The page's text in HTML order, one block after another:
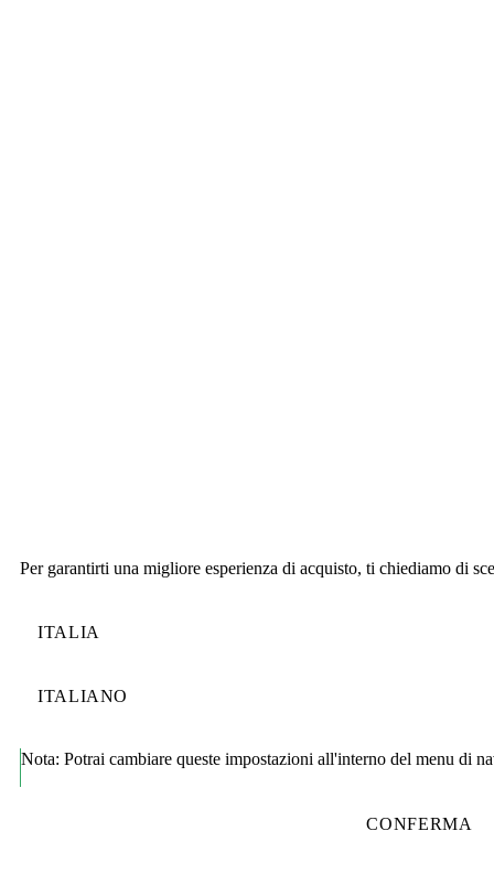
Per garantirti una migliore esperienza di acquisto, ti chiediamo di
Nota: Potrai cambiare queste impostazioni all'interno del menu di
CONFERMA